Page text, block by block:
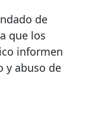
de
que los
informen
y abuso de